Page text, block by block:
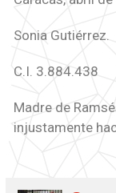
Sonia Gutiérrez.
C.I. 3.884.438
Madre de
injustamente